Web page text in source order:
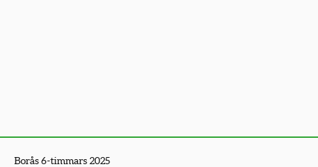
Borås 6-timmars 2025